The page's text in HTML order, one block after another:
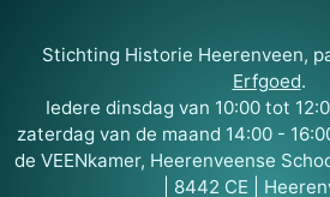
Stichting Historie Heerenveen,
Erfgoed.
Iedere dinsdag van 10:00 tot
zaterdag van de maand 14:00 -
de VEENkamer, Heerenveense
| 8442 CE |